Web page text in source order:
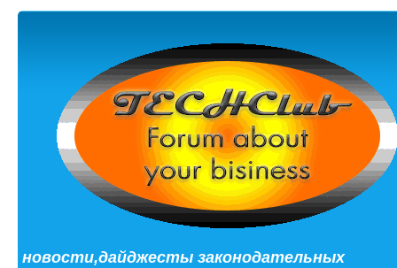
новости,дайджесты законодательных